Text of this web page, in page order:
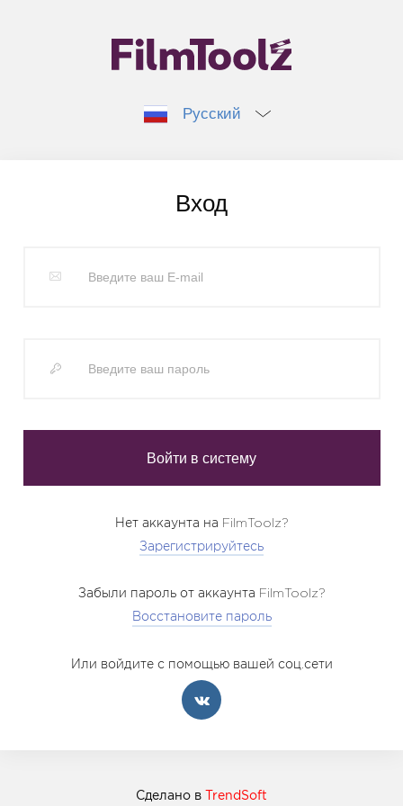
Русский
Вход
Нет аккаунта на FilmToolz?
Зарегистрируйтесь
Забыли пароль от аккаунта FilmToolz?
Восстановите пароль
Или войдите с помощью вашей соц.сети
Сделано в TrendSoft